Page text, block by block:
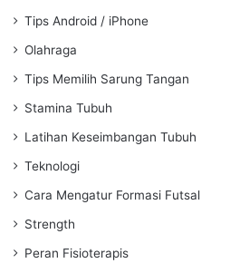
Tips Android / iPhone
Olahraga
Tips Memilih Sarung Tangan
Stamina Tubuh
Latihan Keseimbangan Tubuh
Teknologi
Cara Mengatur Formasi Futsal
Strength
Peran Fisioterapis